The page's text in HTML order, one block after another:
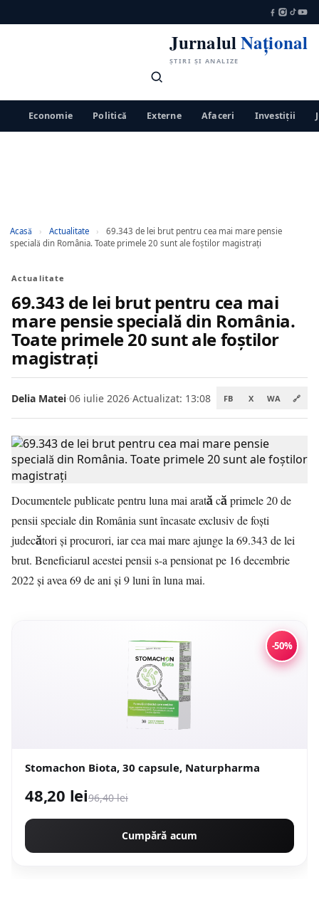
JurnalulNațional
ȘTIRI ȘI ANALIZE
Economie Politică Externe Afaceri Investiții
Acasă › Actualitate ›
69.343 de lei brut pentru cea mai mare pensie
specială din România. Toate primele 20 sunt ale foștilor magistrați
Actualitate
69.343 de lei brut pentru cea mai
mare pensie specială din România.
Toate primele 20 sunt ale foștilor
magistrați
Delia Matei·06 iulie 2026·Actualizat: 13:08 FB X WA 🔗
Documentele publicate pentru luna mai arată că primele 20 de
pensii speciale din România sunt încasate exclusiv de foști
judecători și procurori, iar cea mai mare ajunge la 69.343 de lei
brut. Beneficiarul acestei pensii s-a pensionat pe 16 decembrie
2022 și avea 69 de ani și 9 luni în luna mai.
-50%
Stomachon Biota, 30 capsule, Naturpharma
48,20 lei96,40 lei
Cumpără acum